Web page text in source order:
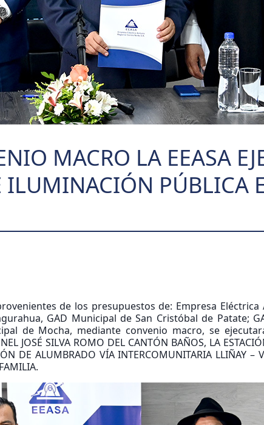
MACRO LA EEASA
ILUMINACIÓN PÚBLICA
de los presupuestos de: Empresa
GAD Municipal de San Cristóbal de Patate;
de Mocha, mediante convenio macro, se
JOSÉ SILVA ROMO DEL CANTÓN BAÑOS, LA
DE ALUMBRADO VÍA INTERCOMUNITARIA LLIÑAY –